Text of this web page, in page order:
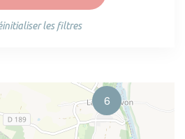
les filtres
6